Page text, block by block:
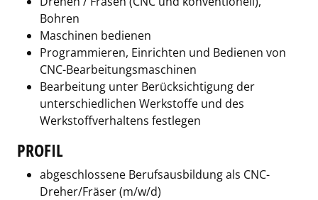
Bohren
Maschinen bedienen
Programmieren, Einrichten und Bedienen von
CNC-Bearbeitungsmaschinen
Bearbeitung unter Berücksichtigung der
unterschiedlichen Werkstoffe und des
Werkstoffverhaltens festlegen
PROFIL
abgeschlossene Berufsausbildung als CNC-
Dreher/Fräser (m/w/d)